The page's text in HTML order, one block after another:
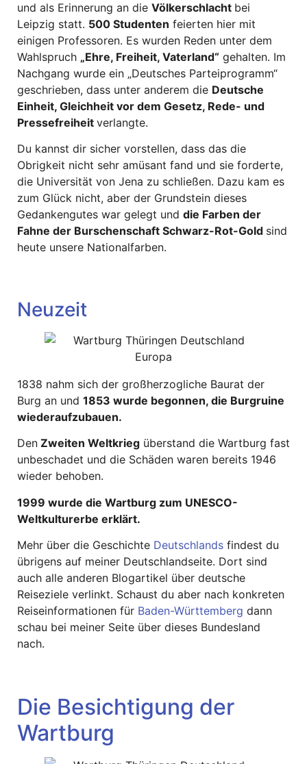
und als Erinnerung an die Völkerschlacht bei
Leipzig statt. 500 Studenten feierten hier mit
einigen Professoren. Es wurden Reden unter dem
Wahlspruch „Ehre, Freiheit, Vaterland“ gehalten. Im
Nachgang wurde ein „Deutsches Parteiprogramm“
geschrieben, dass unter anderem die Deutsche
Einheit, Gleichheit vor dem Gesetz, Rede- und
Pressefreiheit verlangte.
Du kannst dir sicher vorstellen, dass das die
Obrigkeit nicht sehr amüsant fand und sie forderte,
die Universität von Jena zu schließen. Dazu kam es
zum Glück nicht, aber der Grundstein dieses
Gedankengutes war gelegt und die Farben der
Fahne der Burschenschaft Schwarz-Rot-Gold sind
heute unsere Nationalfarben.
Neuzeit
1838 nahm sich der großherzogliche Baurat der
Burg an und 1853 wurde begonnen, die Burgruine
wiederaufzubauen.
Den Zweiten Weltkrieg überstand die Wartburg fast
unbeschadet und die Schäden waren bereits 1946
wieder behoben.
1999 wurde die Wartburg zum UNESCO-
Weltkulturerbe erklärt.
Mehr über die Geschichte Deutschlands findest du
übrigens auf meiner Deutschlandseite. Dort sind
auch alle anderen Blogartikel über deutsche
Reiseziele verlinkt. Schaust du aber nach konkreten
Reiseinformationen für Baden-Württemberg dann
schau bei meiner Seite über dieses Bundesland
nach.
Die Besichtigung der
Wartburg